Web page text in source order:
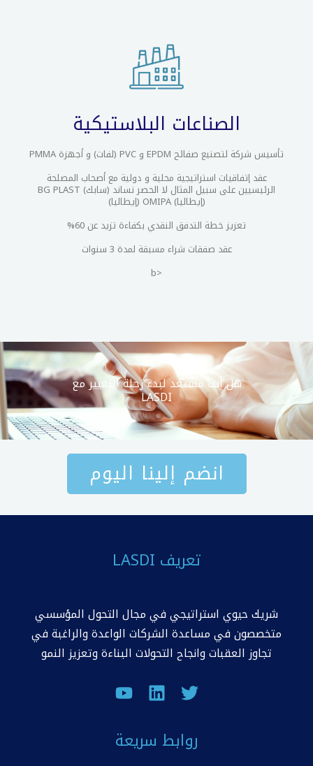
الصناعات البلاستيكية
تأسيس شركة لتصنيع صفائح EPDM و PVC (لفات) و أجهزة PMMA
عقد إتفاقيات استراتيجية محلية و دولية مع أصحاب المصلحة
الرئيسيين على سبيل المثال لا الحصر نساند (سابك) BG PLAST
(إيطاليا) OMIPA (إيطاليا)
تعزيز خطة التدفق النقدي بكفاءة تزيد عن 60%
عقد صفقات شراء مسبقة لمدة 3 سنوات
هل أنت مستعد لبدء رحلة التغيير مع
LASDI
انضم إلينا اليوم
تعريف LASDI
شريك حيوي استراتيجي في مجال التحول المؤسسي
متخصصون في مساعدة الشركات الواعدة والراغبة في
تجاوز العقبات وانجاح التحولات البناءة وتعزيز النمو
روابط سريعة